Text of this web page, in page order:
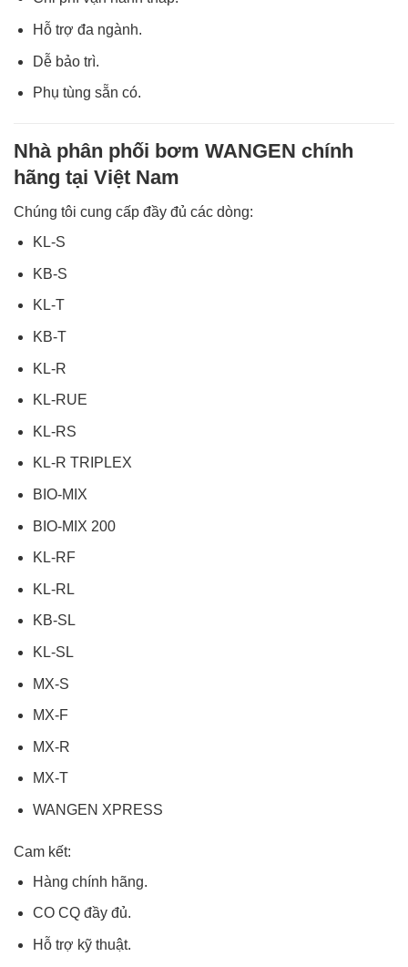
Hỗ trợ đa ngành.
Dễ bảo trì.
Phụ tùng sẵn có.
Nhà phân phối bơm WANGEN chính
hãng tại Việt Nam
Chúng tôi cung cấp đầy đủ các dòng:
KL-S
KB-S
KL-T
KB-T
KL-R
KL-RUE
KL-RS
KL-R TRIPLEX
BIO-MIX
BIO-MIX 200
KL-RF
KL-RL
KB-SL
KL-SL
MX-S
MX-F
MX-R
MX-T
WANGEN XPRESS
Cam kết:
Hàng chính hãng.
CO CQ đầy đủ.
Hỗ trợ kỹ thuật.